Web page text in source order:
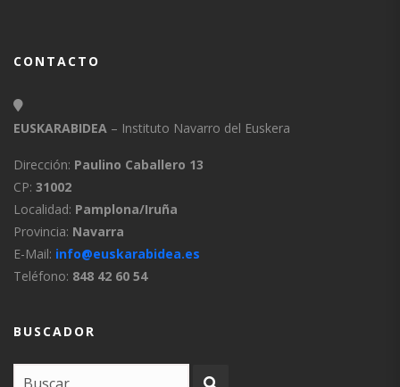
CONTACTO
EUSKARABIDEA – Instituto Navarro del Euskera
Dirección: Paulino Caballero 13
CP: 31002
Localidad: Pamplona/Iruña
Provincia: Navarra
E-Mail: info@euskarabidea.es
Teléfono: 848 42 60 54
BUSCADOR